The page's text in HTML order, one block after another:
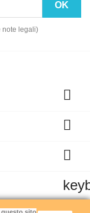
note legali)



Roma - P.IVA